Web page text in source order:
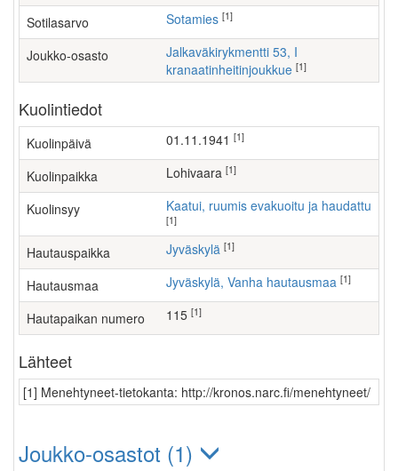
Sotilasarvo Sotamies [1]
Joukko-osasto
Jalkaväkirykmentti 53, I
kranaatinheitinjoukkue [1]
Kuolintiedot
Kuolinpäivä 01.11.1941 [1]
Kuolinpaikka Lohivaara [1]
Kuolinsyy Kaatui, ruumis evakuoitu ja haudattu
[1]
Hautauspaikka Jyväskylä [1]
Hautausmaa Jyväskylä, Vanha hautausmaa [1]
Hautapaikan numero 115 [1]
Lähteet
[1] Menehtyneet-tietokanta: http://kronos.narc.fi/menehtyneet/
Joukko-osastot (1)